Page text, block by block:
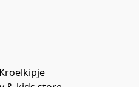
Kroelkipje